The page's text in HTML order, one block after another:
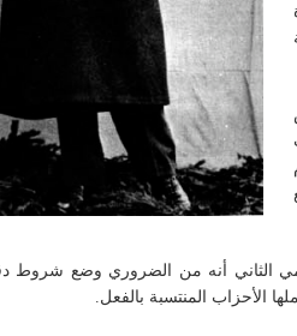
الثاني أنه من الضروري وضع شروط
الأحزاب المنتسبة بالفعل.